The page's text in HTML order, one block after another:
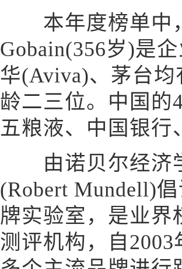
本年度榜单中，
Gobain(356岁)是
华(Aviva)、茅台
龄二三位。中国的
五粮液、中国银行
由诺贝尔经济学
(Robert Mundell)
牌实验室，是业界
测评机构，自